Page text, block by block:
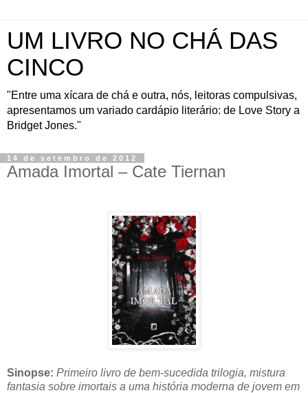
UM LIVRO NO CHÁ DAS
CINCO
"Entre uma xícara de chá e outra, nós, leitoras compulsivas,
apresentamos um variado cardápio literário: de Love Story a
Bridget Jones."
14 de setembro de 2012
Amada Imortal – Cate Tiernan
Sinopse: Primeiro livro de bem-sucedida trilogia, mistura
fantasia sobre imortais a uma história moderna de jovem em